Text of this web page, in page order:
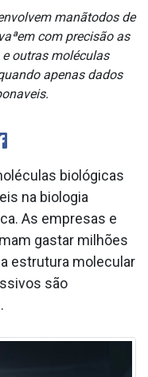
manãtodos de
com precisão as
outras moléculas
apenas dados
biológicas
na biologia
As empresas e
gastar milhões
estrutura molecular
são